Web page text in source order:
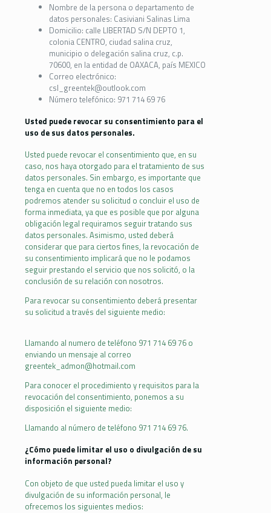
Nombre de la persona o departamento de
datos personales: Casiviani Salinas Lima
Domicilio: calle LIBERTAD S/N DEPTO 1,
colonia CENTRO, ciudad salina cruz,
municipio o delegación salina cruz, c.p.
70600, en la entidad de OAXACA, país MEXICO
Correo electrónico:
csl_greentek@outlook.com
Número telefónico: 971 714 69 76
Usted puede revocar su consentimiento para el
uso de sus datos personales.
Usted puede revocar el consentimiento que, en su
caso, nos haya otorgado para el tratamiento de sus
datos personales. Sin embargo, es importante que
tenga en cuenta que no en todos los casos
podremos atender su solicitud o concluir el uso de
forma inmediata, ya que es posible que por alguna
obligación legal requiramos seguir tratando sus
datos personales. Asimismo, usted deberá
considerar que para ciertos fines, la revocación de
su consentimiento implicará que no le podamos
seguir prestando el servicio que nos solicitó, o la
conclusión de su relación con nosotros.
Para revocar su consentimiento deberá presentar
su solicitud a través del siguiente medio:
Llamando al numero de teléfono 971 714 69 76 o
enviando un mensaje al correo
greentek_admon@hotmail.com
Para conocer el procedimiento y requisitos para la
revocación del consentimiento, ponemos a su
disposición el siguiente medio:
Llamando al número de teléfono 971 714 69 76.
¿Cómo puede limitar el uso o divulgación de su
información personal?
Con objeto de que usted pueda limitar el uso y
divulgación de su información personal, le
ofrecemos los siguientes medios: